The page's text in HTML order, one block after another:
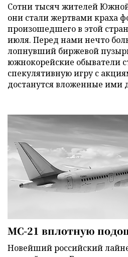
Сотни тысяч жителей
они стали жертвами краха
произошедшего в этой
июля. Перед нами нечто
лопнувший биржевой
южнокорейские обыватели
спекулятивную игру с
достанутся вложенные ими
МС-21 вплотную
Новейший российский